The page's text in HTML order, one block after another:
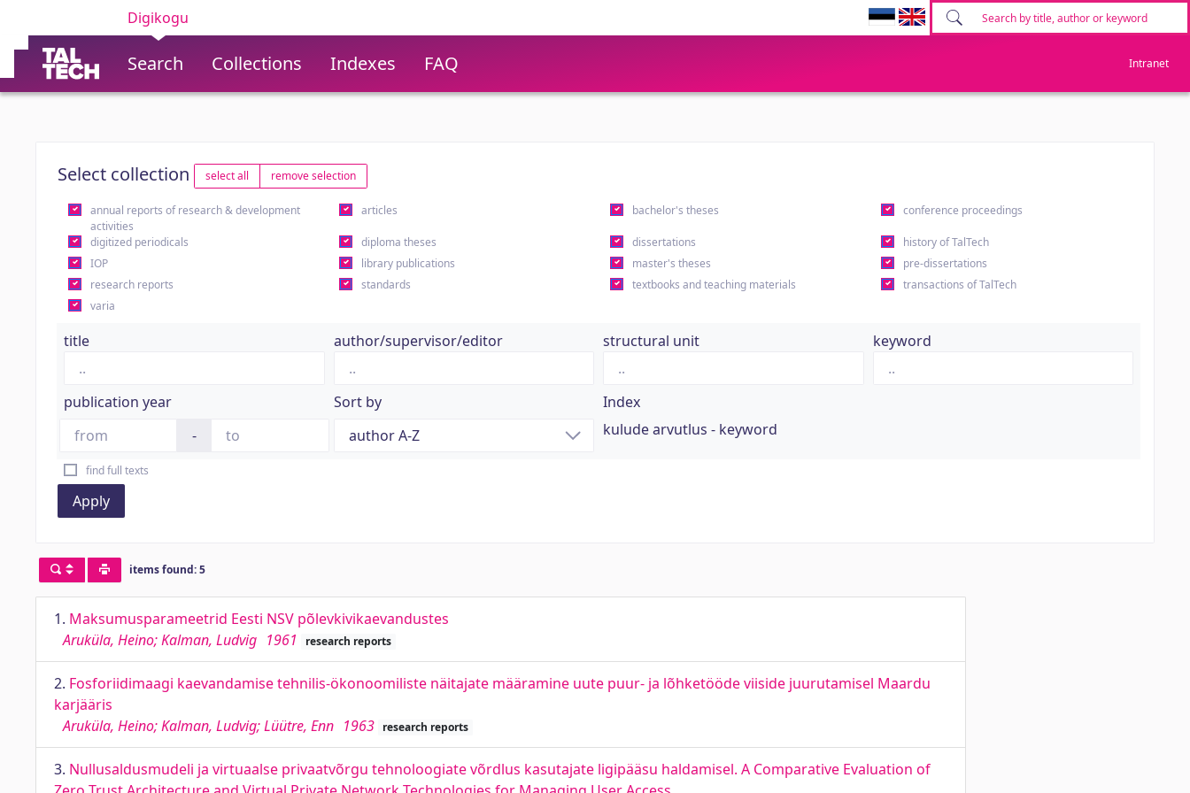
Digikogu
Search Collections Indexes FAQ Intranet
Select collection select all remove selection
annual reports of research & development
activities
articles bachelor's theses conference proceedings
digitized periodicals diploma theses dissertations
history of TalTech
IOP
library publications master's theses
pre-dissertations
research reports
standards textbooks and teaching materials
transactions of TalTech
varia
title author/supervisor/editor structural unit keyword
publication year
-
Sort by
Index
kulude arvutlus - keyword
find full texts
Apply
items found: 5
1. Maksumusparameetrid Eesti NSV põlevkivikaevandustes
Aruküla, Heino; Kalman, Ludvig 1961 research reports
2. Fosforiidimaagi kaevandamise tehnilis-ökonoomiliste näitajate määramine uute puur- ja lõhketööde viiside juurutamisel Maardu
karjääris
Aruküla, Heino; Kalman, Ludvig; Lüütre, Enn 1963 research reports
3. Nullusaldusmudeli ja virtuaalse privaatvõrgu tehnoloogiate võrdlus kasutajate ligipääsu haldamisel. A Comparative Evaluation of